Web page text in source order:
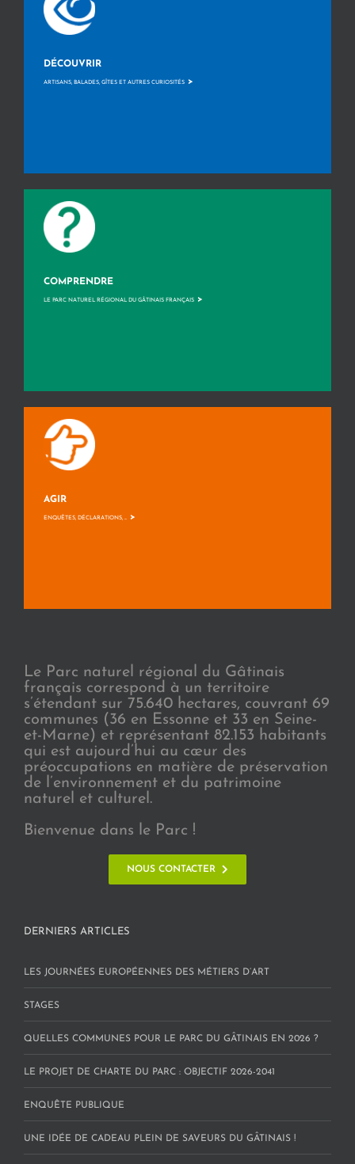
DÉCOUVRIR
ARTISANS, BALADES, GÎTES ET AUTRES CURIOSITÉS >
COMPRENDRE
LE PARC NATUREL RÉGIONAL DU GÂTINAIS FRANÇAIS >
AGIR
ENQUÊTES, DÉCLARATIONS, ... >
Le Parc naturel régional du Gâtinais
français correspond à un territoire
s’étendant sur 75.640 hectares, couvrant 69
communes (36 en Essonne et 33 en Seine-
et-Marne) et représentant 82.153 habitants
qui est aujourd’hui au cœur des
préoccupations en matière de préservation
de l’environnement et du patrimoine
naturel et culturel.
Bienvenue dans le Parc !
NOUS CONTACTER
DERNIERS ARTICLES
LES JOURNÉES EUROPÉENNES DES MÉTIERS D’ART
STAGES
QUELLES COMMUNES POUR LE PARC DU GÂTINAIS EN 2026 ?
LE PROJET DE CHARTE DU PARC : OBJECTIF 2026-2041
ENQUÊTE PUBLIQUE
UNE IDÉE DE CADEAU PLEIN DE SAVEURS DU GÂTINAIS !